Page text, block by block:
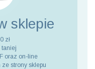
sklepie
zł
oraz on-line
strony sklepu